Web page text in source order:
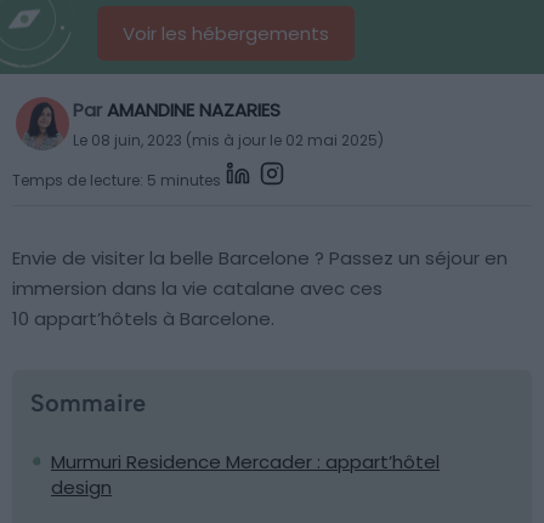
Voir les hébergements
ParAMANDINE NAZARIES
Le 08 juin, 2023 (mis à jour le 02 mai 2025)
Temps de lecture: 5 minutes
Envie de visiter la belle Barcelone ? Passez un séjour en
immersion dans la vie catalane avec ces
10 appart’hôtels à Barcelone.
Sommaire
Murmuri Residence Mercader : appart’hôtel
design